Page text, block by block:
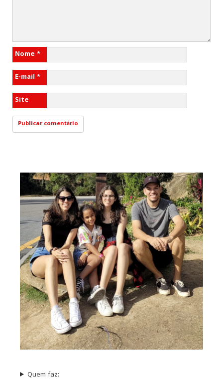
Nome *
E-mail *
Site
Quem faz: